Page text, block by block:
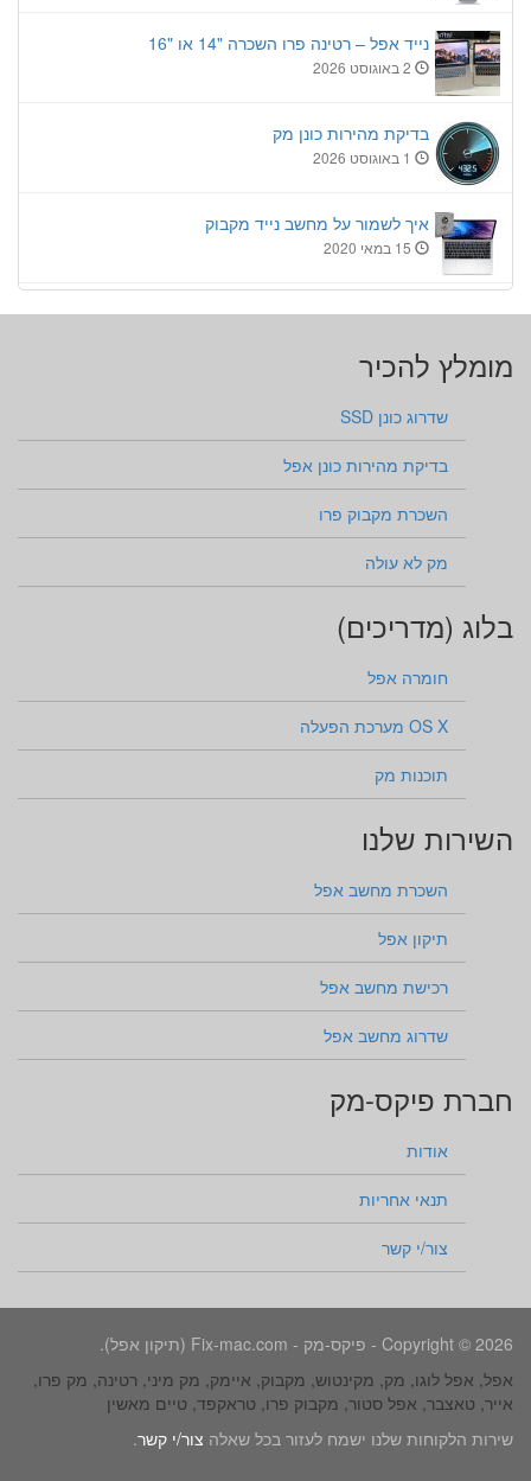
נייד אפל – רטינה פרו השכרה "14 או "16
בדיקת מהירות כונן מק
איך לשמור על מחשב נייד מקבוק
מומלץ להכיר
שדרוג כונן SSD
בדיקת מהירות כונן אפל
השכרת מקבוק פרו
מק לא עולה
בלוג (מדריכים)
חומרה אפל
OS X מערכת הפעלה
תוכנות מק
השירות שלנו
השכרת מחשב אפל
תיקון אפל
רכישת מחשב אפל
שדרוג מחשב אפל
חברת פיקס-מק
אודות
תנאי אחריות
צור/י קשר
Copyright © 2026 - פיקס-מק - Fix-mac.com (תיקון אפל).
אפל, אפל לוגו, מק, מקינטוש, מקבוק, איימק, מק מיני, רטינה, מק פרו,
אייר, טאצבר, אפל סטור, מקבוק פרו, טראקפד, טיים מאשין
שירות הלקוחות שלנו ישמח לעזור בכל שאלה צור/י קשר.